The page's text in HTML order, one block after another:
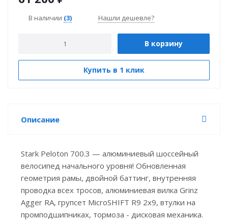
В наличии (3) Нашли дешевле?
В корзину
Купить в 1 клик
Описание
Stark Peloton 700.3 — алюминиевый шоссейный
велосипед начального уровня! Обновленная
геометрия рамы, двойной баттинг, внутренняя
проводка всех тросов, алюминиевая вилка Grinz
Agger RA, групсет MicroSHIFT R9 2х9, втулки на
промподшипниках, тормоза - дисковая механика.